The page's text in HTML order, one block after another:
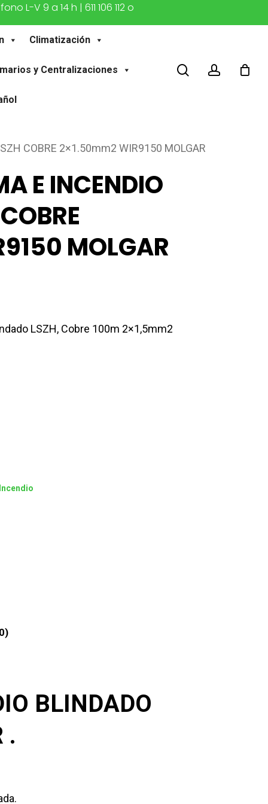
L-V 9 a 14 h | 611 106 112 o
Climatización
y Centralizaciones buscaraccount
COBRE 2×1.50mm2 WIR9150 MOLGAR
E INCENDIO
MOLGAR
LSZH, Cobre 100m 2×1,5mm2
BLINDADO
.